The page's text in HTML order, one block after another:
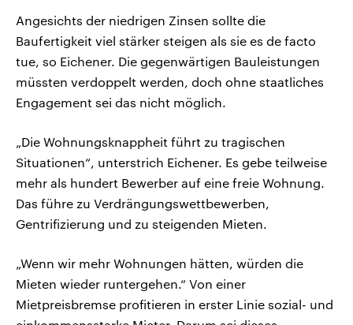
Angesichts der niedrigen Zinsen sollte die
Baufertigkeit viel stärker steigen als sie es de facto
tue, so Eichener. Die gegenwärtigen Bauleistungen
müssten verdoppelt werden, doch ohne staatliches
Engagement sei das nicht möglich.
„Die Wohnungsknappheit führt zu tragischen
Situationen“, unterstrich Eichener. Es gebe teilweise
mehr als hundert Bewerber auf eine freie Wohnung.
Das führe zu Verdrängungswettbewerben,
Gentrifizierung und zu steigenden Mieten.
„Wenn wir mehr Wohnungen hätten, würden die
Mieten wieder runtergehen.“ Von einer
Mietpreisbremse profitieren in erster Linie sozial- und